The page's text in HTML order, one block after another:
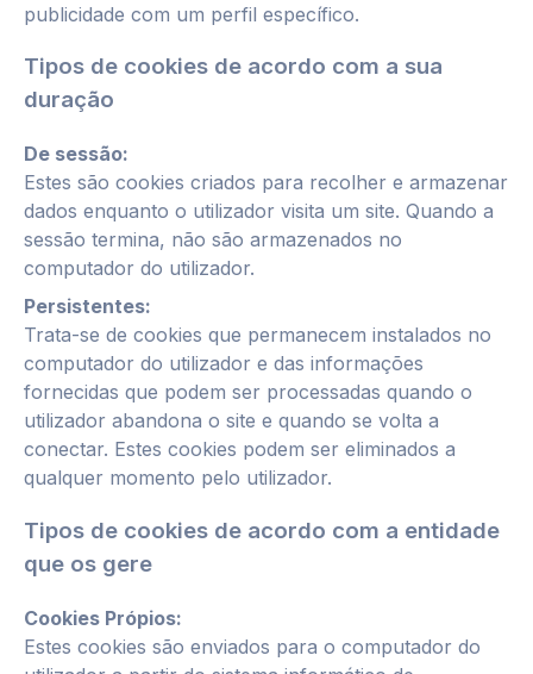
publicidade com um perfil específico.
Tipos de cookies de acordo com a sua
duração
De sessão:
Estes são cookies criados para recolher e armazenar
dados enquanto o utilizador visita um site. Quando a
sessão termina, não são armazenados no
computador do utilizador.
Persistentes:
Trata-se de cookies que permanecem instalados no
computador do utilizador e das informações
fornecidas que podem ser processadas quando o
utilizador abandona o site e quando se volta a
conectar. Estes cookies podem ser eliminados a
qualquer momento pelo utilizador.
Tipos de cookies de acordo com a entidade
que os gere
Cookies Própios:
Estes cookies são enviados para o computador do